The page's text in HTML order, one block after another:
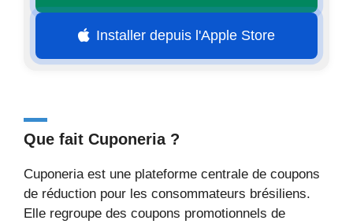
Installer depuis l'Apple Store
Que fait Cuponeria ?
Cuponeria est une plateforme centrale de coupons
de réduction pour les consommateurs brésiliens.
Elle regroupe des coupons promotionnels de